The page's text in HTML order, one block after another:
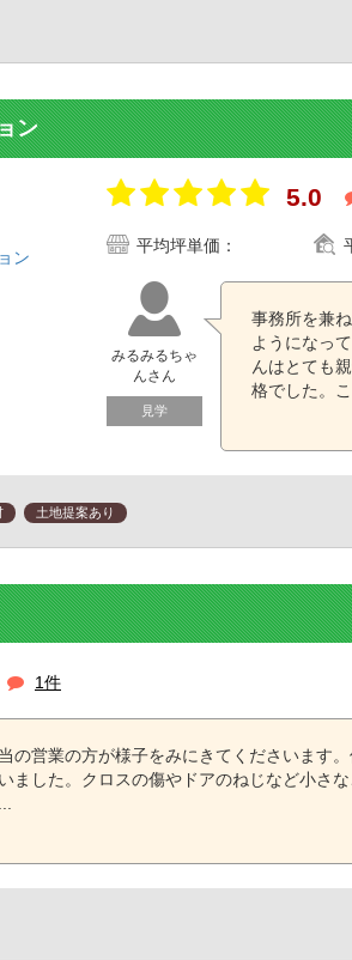
ン
5.0
平均坪単価：
みるみるちゃ
んさん
見学
事務所を兼
ようになっ
んはとても
格でした。
土地提案あり
1件
の営業の方が様子をみにきてくださいます
ました。クロスの傷やドアのねじなど小さ